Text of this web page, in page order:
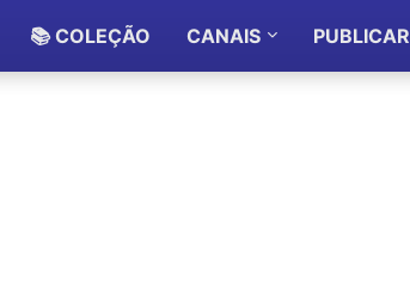
📚 COLEÇÃO CANAIS PUBLICAR